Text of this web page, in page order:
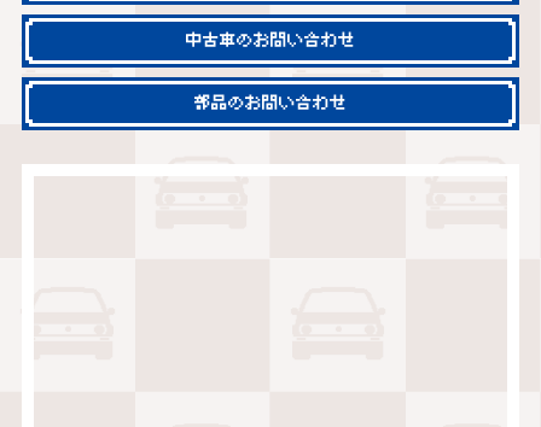
中古車のお問い合わせ
部品のお問い合わせ